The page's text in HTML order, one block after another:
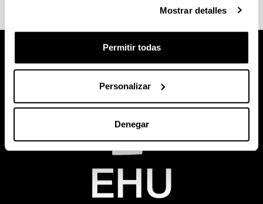
Mostrar detalles
Permitir todas
Personalizar
Denegar